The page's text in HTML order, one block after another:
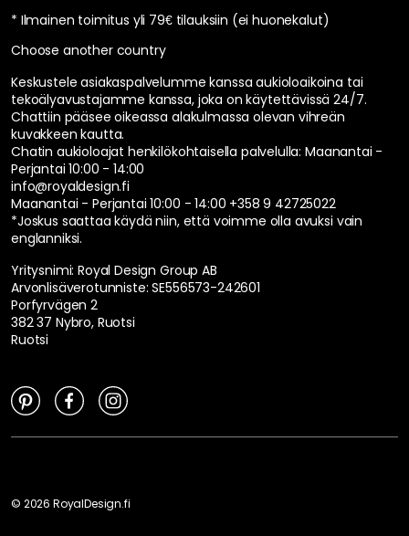
* Ilmainen toimitus yli 79€ tilauksiin (ei huonekalut)
Choose another country
Keskustele asiakaspalvelumme kanssa aukioloaikoina tai
tekoälyavustajamme kanssa, joka on käytettävissä 24/7.
Chattiin pääsee oikeassa alakulmassa olevan vihreän
kuvakkeen kautta.
Chatin aukioloajat henkilökohtaisella palvelulla: Maanantai -
Perjantai 10:00 - 14:00
info@royaldesign.fi
Maanantai - Perjantai 10:00 - 14:00 +358 9 42725022
*Joskus saattaa käydä niin, että voimme olla avuksi vain
englanniksi.
Yritysnimi: Royal Design Group AB
Arvonlisäverotunniste: SE556573-242601
Porfyrvägen 2
382 37 Nybro, Ruotsi
Ruotsi
© 2026 RoyalDesign.fi